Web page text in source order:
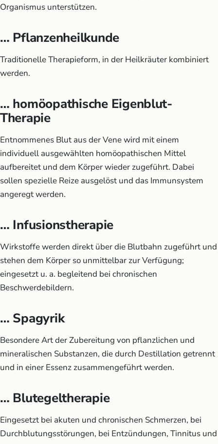
Organismus unterstützen.
… Pflanzenheilkunde
Traditionelle Therapieform, in der Heilkräuter kombiniert
werden.
… homöopathische Eigenblut-
Therapie
Entnommenes Blut aus der Vene wird mit einem
individuell ausgewählten homöopathischen Mittel
aufbereitet und dem Körper wieder zugeführt. Dabei
sollen spezielle Reize ausgelöst und das Immunsystem
angeregt werden.
… Infusionstherapie
Wirkstoffe werden direkt über die Blutbahn zugeführt und
stehen dem Körper so unmittelbar zur Verfügung;
eingesetzt u. a. begleitend bei chronischen
Beschwerdebildern.
… Spagyrik
Besondere Art der Zubereitung von pflanzlichen und
mineralischen Substanzen, die durch Destillation getrennt
und in einer Essenz zusammengeführt werden.
… Blutegeltherapie
Eingesetzt bei akuten und chronischen Schmerzen, bei
Durchblutungsstörungen, bei Entzündungen, Tinnitus und